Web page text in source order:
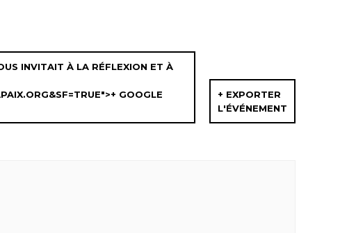
INVITAIT À LA RÉFLEXION ET À
GOOGLE
+ EXPORTER
L'ÉVÉNEMENT